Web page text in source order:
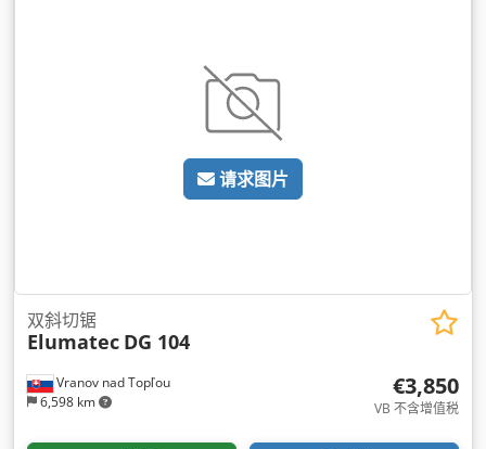
请求图片
Vranov nad Topľou
6,598 km
双斜切锯
Elumatec DG 104
€3,850
VB 不含增值税